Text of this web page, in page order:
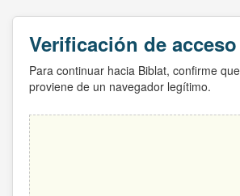
Verificación de acceso
Para continuar hacia Biblat, confirme
proviene de un navegador legítimo.